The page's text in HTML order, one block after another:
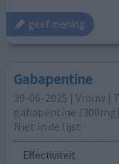
geef mening
Gabapentine
30-06-2025 | Vrouw |
gabapentine (300mg)
Niet in de lijst
Effectiviteit